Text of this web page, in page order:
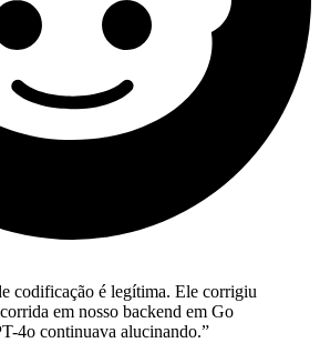
codificação é legítima. Ele corrigiu
em nosso backend em Go
4o continuava alucinando.”